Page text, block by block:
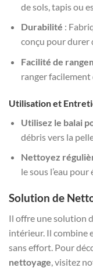
de sols, tapis ou
Durabilité :
conçu pour durer
Facilité de
ranger facilement
Utilisation et
Utilisez le balai
débris vers la
Nettoyez
le sous l’eau
Solution de
Il offre une solution
intérieur. Il combine
sans effort. Pour
nettoyage , visitez